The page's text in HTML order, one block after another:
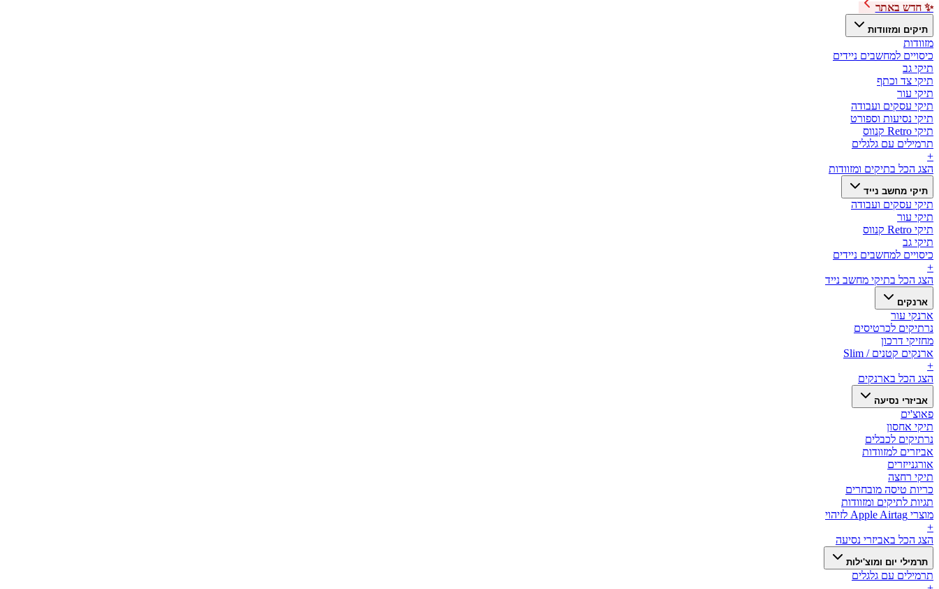
✨ חדש באתר
תיקים ומזוודות
מזוודות
כיסויים למחשבים ניידים
תיקי גב
תיקי צד וכתף
תיקי עור
תיקי עסקים ועבודה
תיקי נסיעות וספורט
תיקי Retro קנווס
תרמילים עם גלגלים
+
הצג הכל בתיקים ומזוודות
תיקי מחשב נייד
תיקי עסקים ועבודה
תיקי עור
תיקי Retro קנווס
תיקי גב
כיסויים למחשבים ניידים
+
הצג הכל בתיקי מחשב נייד
ארנקים
ארנקי עור
נרתיקים לכרטיסים
מחזיקי דרכון
ארנקים קטנים / Slim
+
הצג הכל בארנקים
אביזרי נסיעה
פאוצ'ים
תיקי אחסון
נרתיקים לכבלים
אביזרים למזוודות
אורגנייזרים
תיקי רחצה
כריות טיסה מובחרים
תגיות לתיקים ומזוודות
מוצרי Apple Airtag לזיהוי
+
הצג הכל באביזרי נסיעה
תרמילי יום ומוצ'ילות
תרמילים עם גלגלים